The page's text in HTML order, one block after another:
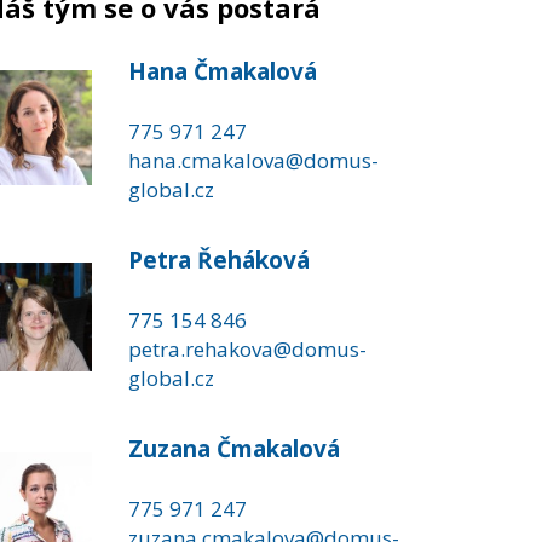
tým se o vás postará
Hana Čmakalová
775 971 247
hana.cmakalova@domus-
global.cz
Petra Řeháková
775 154 846
petra.rehakova@domus-
global.cz
Zuzana Čmakalová
775 971 247